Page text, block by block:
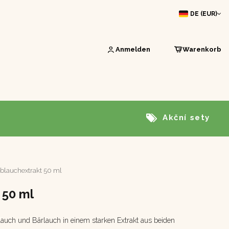
DE (EUR)
Anmelden Warenkorb
Akční sety
50 ml
ml
und Bärlauch in einem starken Extrakt aus beiden